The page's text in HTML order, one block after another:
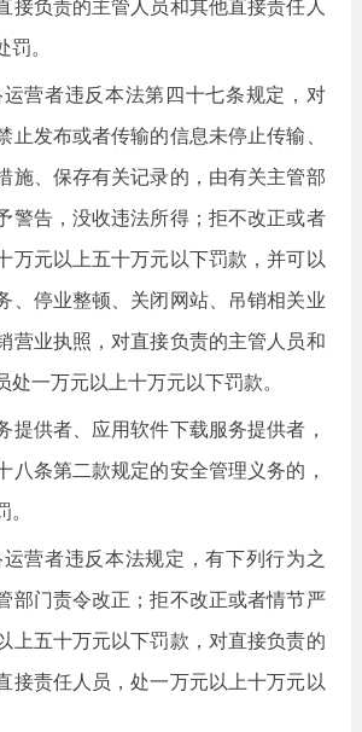
接负责的主管人员和其他直接责任人
。
营者违反本法第四十七条规定，对
止发布或者传输的信息未停止传输、
施、保存有关记录的，由有关主管部
警告，没收违法所得；拒不改正或者
万元以上五十万元以下罚款，并可以
、停业整顿、关闭网站、吊销相关业
营业执照，对直接负责的主管人员和
一万元以上十万元以下罚款。
提供者、应用软件下载服务提供者，
八条第二款规定的安全管理义务的，
营者违反本法规定，有下列行为之
部门责令改正；拒不改正或者情节严
上五十万元以下罚款，对直接负责的
接责任人员，处一万元以上十万元以